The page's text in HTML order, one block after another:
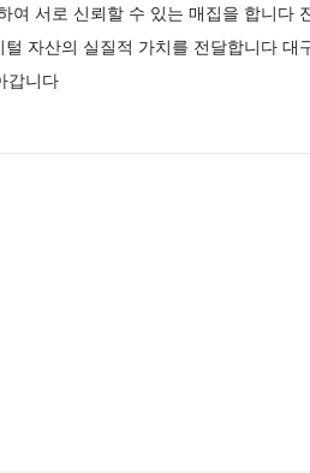
서로 신뢰할 수 있는 매집을 합니다
자산의 실질적 가치를 전달합니다 대
갑니다